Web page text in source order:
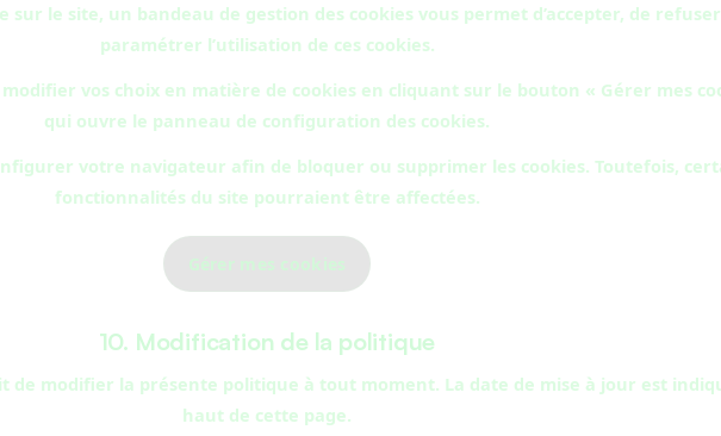
sur le site, un bandeau de gestion des cookies vous permet d’accepter, de
paramétrer l’utilisation de ces cookies.
vos choix en matière de cookies en cliquant sur le bouton « Gérer mes
qui ouvre le panneau de configuration des cookies.
votre navigateur afin de bloquer ou supprimer les cookies. Toutefois,
fonctionnalités du site pourraient être affectées.
10. Modification de la politique
de modifier la présente politique à tout moment. La date de mise à jour est
haut de cette page.